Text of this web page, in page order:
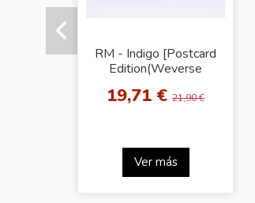
RM - Indigo [Postcard
Edition(Weverse
19,71 €21,90 €
Ver más